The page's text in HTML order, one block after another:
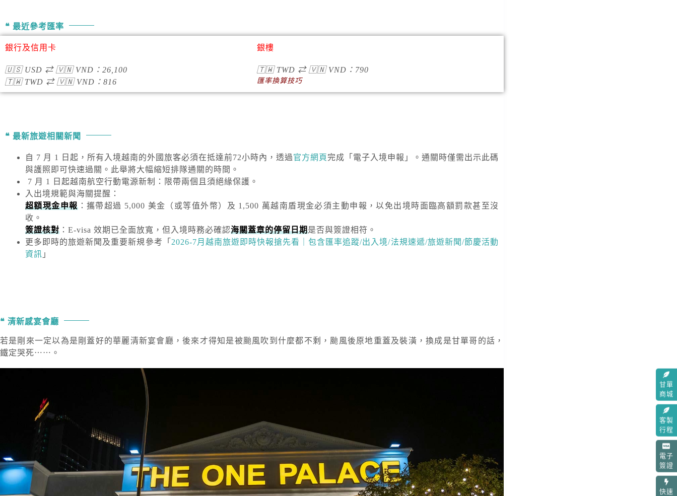
甘單
商城
客製
行程
電子
簽證
快速
最近參考匯率
銀行及信用卡
🇺🇸USD ⇄ 🇻🇳VND ： 26,100
🇹🇼TWD ⇄ 🇻🇳VND ： 816
銀樓
🇹🇼TWD ⇄ 🇻🇳VND ：790
匯率換算技巧
最新旅遊相關新聞
自 7 月 1 日起，所有入境越南的外國旅客必須在抵達前72小時內，透過官方網頁 完成「電子入境申報」。通關時僅需出示此碼
與護照即可快速過關。此舉將大幅縮短排隊通關的時間。
7 月 1 日起越南航空行動電源新制：限帶兩個且須絕緣保護。
入出境規範與海關提醒 ：
超額現金申報：攜帶超過 5,000 美金 （或等值外幣）及 1,500 萬越南盾現金必須主動申報，以免出境時面臨高額罰款甚至沒
收。
簽證核對 ：E-visa 效期已全面放寬，但入境時務必確認海關蓋章的停留日期是否與簽證相符。
更多即時的旅遊新聞及重要新規參考「 2026-7月越南旅遊即時快報搶先看｜包含匯率追蹤/出入境/法規速遞/旅遊新聞/節慶活動
資訊 」
清新感宴會廳
若是剛來一定以為是剛蓋好的華麗清新宴會廳，後來才得知是被颱風吹到什麼都不剩，颱風後原地重蓋及裝潢，換成是甘單哥的話，
鐵定哭死⋯⋯。